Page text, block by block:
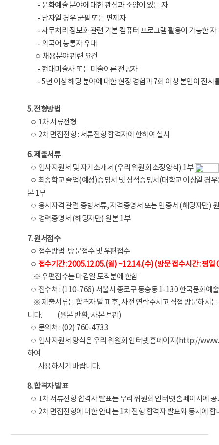
- 문화예술 분야에 대한 관심과 소양이 있는 자
- 남자일 경우 군필 또는 면제자
- 사무처리 정보화 관련 기본 컴퓨터 프로그램 활용이 가능한 자
- 외국어 능통자 우대
ㅇ 채용분야 관련 요건
- 현대미술사 또는 미술이론 전공자
- 5년 이상 해당 분야에 대한 현장 경험과 7회 이상 본인이 전시
5. 전형방법
ㅇ 1차 서류전형
ㅇ 2차 면접전형 : 서류전형 합격자에 한하여 실시
6. 제출서류
ㅇ 입사지원서 및 자기소개서 (우리 위원회 소정양식) 1부
ㅇ 최종학교 졸업(예정)증명서 및 성적증명서(대학교 이상일 경
본 1부
ㅇ 응시자격 관련 증빙서류, 자격증명서 또는 인증서 (해당자만)
ㅇ 경력증명서 (해당자만) 원본 1부
7. 원서접수
ㅇ 접수방법 : 방문접수 및 우편접수
ㅇ 접수기간 : 2005.12.05.(월) ~12.14.(수) (방문 접수시간 : 평
※ 우편접수는 마감일 도착분에 한함
ㅇ 접수처 : (110-766) 서울시 종로구 동숭동 1-130 한국문화예
※ 제출서류는 합격자 발표 후, 사전 연락주시고 직접 방문하시는
니다.
(원본 반환, 사본 보관)
ㅇ 문의처 : (02) 760-4733
ㅇ 입사지원서 양식은 우리 위원회 인터넷 홈페이지(http://
하여
사용하시기 바랍니다.
8. 합격자 발표
ㅇ 1차 서류전형 합격자 발표는 우리 위원회 인터넷 홈페이지에 공
ㅇ 2차 면접전형에 대한 안내는 1차 전형 합격자 발표와 동시에 합